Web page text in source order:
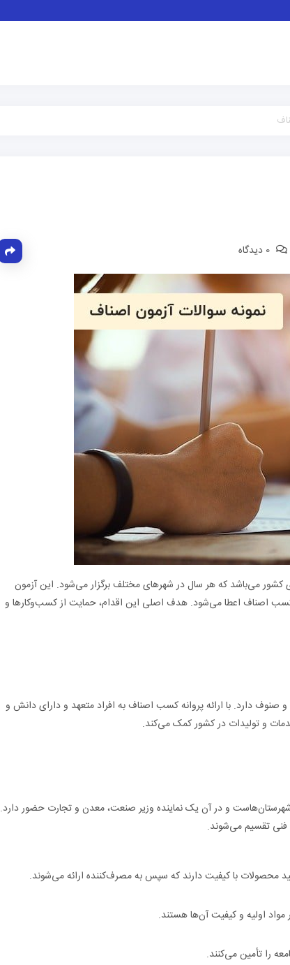
می‌باشد که هر سال در شهرهای مختلف برگزار می‌شود. این آزمون
کسب اصناف اعطا می‌شود. هدف اصلی این اقدام، حمایت از کسب‌وکارها و
دارد. با ارائه پروانه کسب اصناف به افراد متعهد و دارای دانش و
و تولیدات در کشور کمک می‌کند.
و در آن یک نماینده وزیر صنعت، معدن و تجارت حضور دارد.
فنی تقسیم می‌شوند.
محصولات با کیفیت دارند که سپس به مصرف‌کننده ارائه می‌شوند.
اولیه و کیفیت آن‌ها هستند.
را تأمین می‌کنند.